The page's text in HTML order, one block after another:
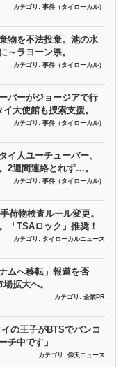
カテゴリ: 事件（タイローカル）
物を不法投棄。池の水
～ラヨーン県。
カテゴリ: 事件（タイローカル）
バーがジョージアで行
大使館も捜索支援。
カテゴリ: 事件（タイローカル）
イ人ユーチューバー、
2週間連絡とれず…。
カテゴリ: 事件（タイローカル）
荷物検査ルール変更。
「TSAロック」推奨！
カテゴリ: タイローカルニュース
ムへ移転」報道を否
拡大へ。
カテゴリ: 企業PR
の王子がBTSでバンコ
チ中です」
カテゴリ: 仰天ニュース